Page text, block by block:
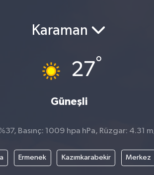
Karaman
27°
Güneşli
Basınç: 1009 hpa hPa, Rüzgar: 4.31
Ermenek Kazımkarabekir Merkez